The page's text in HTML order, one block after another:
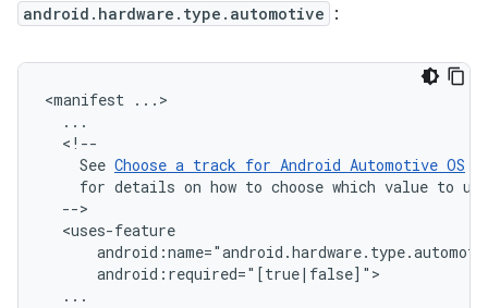
android.hardware.type.automotive :
<manifest
See Choose a track for Android Automotive OS
for details on how to choose which value to use
...